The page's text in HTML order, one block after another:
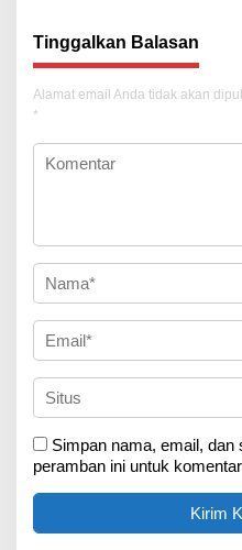
Tinggalkan Balasan
Alamat email Anda tidak akan
*
Simpan nama, email, dan
peramban ini untuk